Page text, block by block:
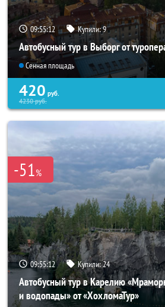
09:55:10 Купили:9
Автобусный тур в Выборг от
Сенная площадь
420 руб.
4230руб.
-51%
09:55:10 Купили:24
Автобусный тур в Карелию
и водопады» от «ХохломаТур»